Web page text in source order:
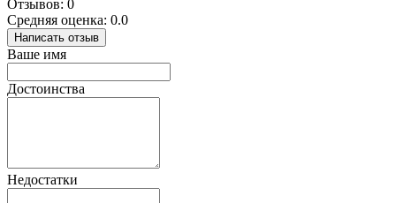
Отзывов: 0
Средняя оценка: 0.0
Написать отзыв
Ваше имя
Достоинства
Недостатки